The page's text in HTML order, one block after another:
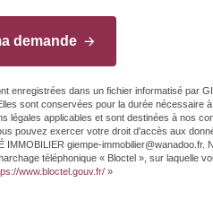
demande
enregistrées dans un fichier informatisé par
sont conservées pour la durée nécessaire
légales applicables et sont destinées à nos
pouvez exercer votre droit d'accès aux
giempe-immobilier@wanadoo.fr.
téléphonique « Bloctel », sur laquelle
www.bloctel.gouv.fr/»